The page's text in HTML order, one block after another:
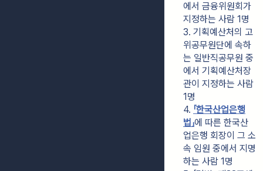
에서 금융위원회가
지정하는 사람 1명
3. 기획예산처의 고
위공무원단에 속하
는 일반직공무원 중
에서 기획예산처장
관이 지정하는 사람
1명
4. 「한국산업은행
법」에 따른 한국산
업은행 회장이 그 소
속 임원 중에서 지명
하는 사람 1명